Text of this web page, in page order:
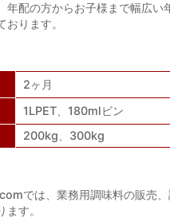
年配の方からお子様まで幅広い
ております。
2ヶ月
1LPET、180mlビン
200kg、300kg
では、業務用調味料の販売
ます。